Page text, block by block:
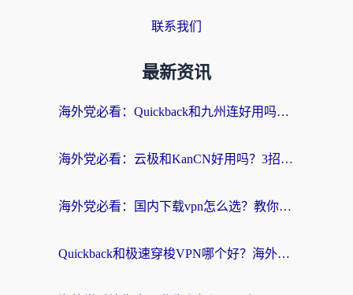
联系我们
最新资讯
海外党必看：Quickback和九州连好用吗？3步选对回国加速器实现无缝刷国内资源
海外党必看：云极和KanCN好用吗？3招教你选对回国加速器（附免费VPN避坑指南）
海外党必看：国内下载vpn怎么选？教你无缝访问国内资源的实用指南
Quickback和极速穿梭VPN哪个好？海外党亲测3招选对回国加速器，看这篇就够了